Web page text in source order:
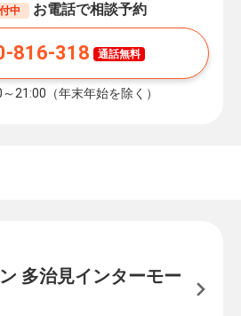
中 お電話で相談予約
816-318 通話無料
21:00（年末年始を除く）
多治見インターモー